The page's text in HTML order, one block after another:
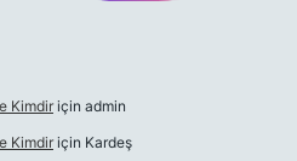
Kimdir için admin
Kimdir için Kardeş